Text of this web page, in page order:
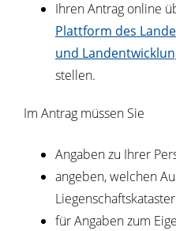
Ihren Antrag online
Plattform des
und
stellen.
Im Antrag müssen Sie
Angaben zu Ihrer
angeben, welchen
für Angaben zum